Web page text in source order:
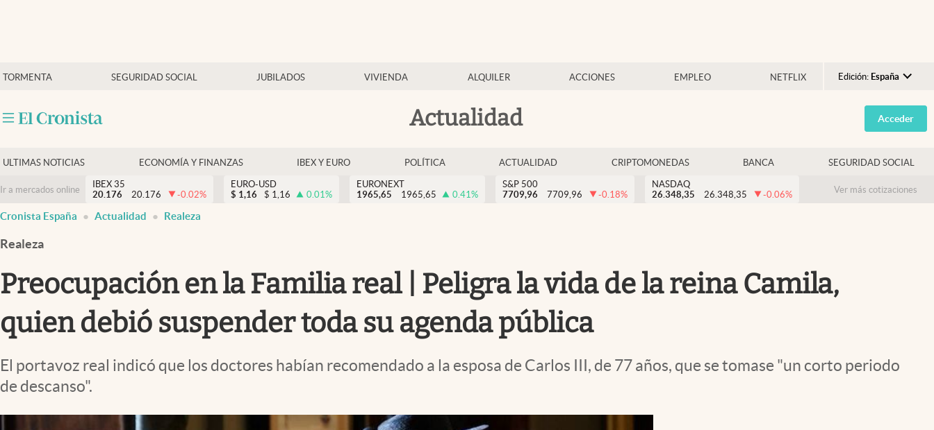
TORMENTA SEGURIDAD SOCIAL JUBILADOS VIVIENDA ALQUILER ACCIONES EMPLEO NETFLIX Edición: España
Argentina
España
USA
Colombia
Actualidad
Economía y finanzas
Criptomonedas
Acceder
ULTIMAS NOTICIAS ECONOMÍA Y FINANZAS IBEX Y EURO POLÍTICA ACTUALIDAD CRIPTOMONEDAS BANCA SEGURIDAD SOCIAL
Ir a mercados online
IBEX 35
20.176
20.176 -0.02%
EURO-USD
$ 1,16 $ 1,16 0.01%
EURONEXT
1965,65
1965,65 0.41%
S&P 500
7709,96
7709,96 -0.18%
NASDAQ
26.348,35
26.348,35 -0.06% Ver más cotizaciones
Cronista España Actualidad Realeza
Realeza
Preocupación en la Familia real | Peligra la vida de la reina Camila,
quien debió suspender toda su agenda pública
El portavoz real indicó que los doctores habían recomendado a la esposa de Carlos III, de 77 años, que se tomase "un corto periodo
de descanso".